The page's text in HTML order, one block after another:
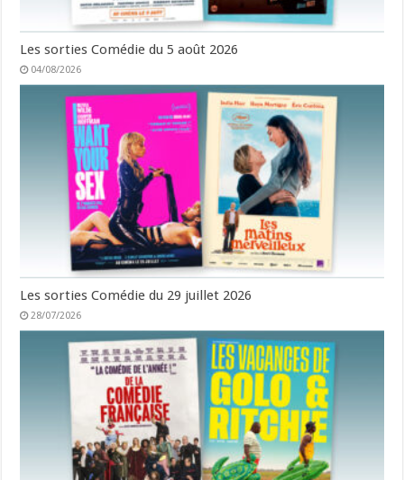
Les sorties Comédie du 5 août 2026
04/08/2026
Les sorties Comédie du 29 juillet 2026
28/07/2026